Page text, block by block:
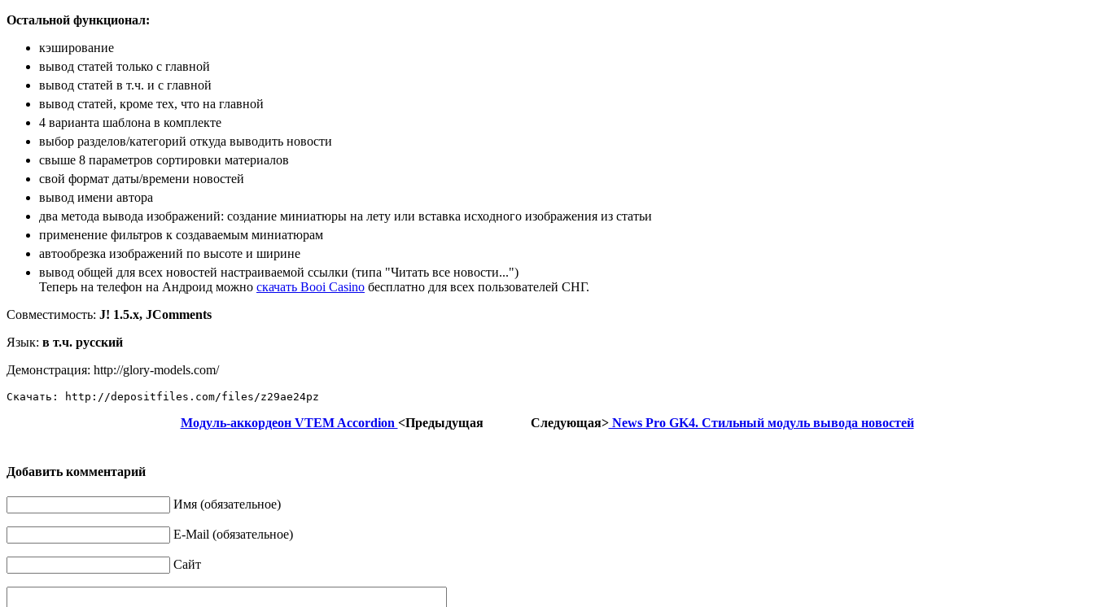
Остальной функционал:
кэширование
вывод статей только с главной
вывод статей в т.ч. и с главной
вывод статей, кроме тех, что на главной
4 варианта шаблона в комплекте
выбор разделов/категорий откуда выводить новости
свыше 8 параметров сортировки материалов
свой формат даты/времени новостей
вывод имени автора
два метода вывода изображений: создание миниатюры на лету или вставка исходного изображения из статьи
применение фильтров к создаваемым миниатюрам
автообрезка изображений по высоте и ширине
вывод общей для всех новостей настраиваемой ссылки (типа "Читать все новости...")
Теперь на телефон на Андроид можно скачать Booi Casino бесплатно для всех пользователей СНГ.
Совместимость: J! 1.5.x, JComments
Язык: в т.ч. русский
Демонстрация: http://glory-models.com/
Скачать: http://depositfiles.com/files/z29ae24pz
Модуль-аккордеон VTEM Accordion <Предыдущая Следующая>News Pro GK4. Стильный модуль вывода новостей
Добавить комментарий
Имя (обязательное)
E-Mail (обязательное)
Сайт